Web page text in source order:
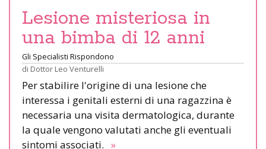
Lesione misteriosa in
una bimba di 12 anni
Gli Specialisti Rispondono
di Dottor Leo Venturelli
Per stabilire l'origine di una lesione che
interessa i genitali esterni di una ragazzina è
necessaria una visita dermatologica, durante
la quale vengono valutati anche gli eventuali
sintomi associati. »